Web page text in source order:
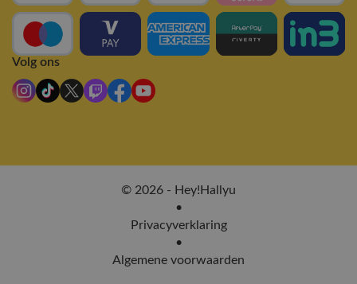
Volg ons
© 2026 - Hey!Hallyu
•
Privacyverklaring
•
Algemene voorwaarden